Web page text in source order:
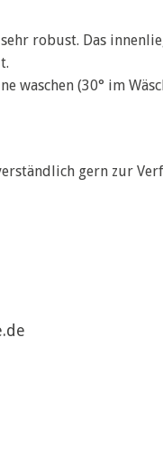
robust. Das
waschen (30° im
gern zur